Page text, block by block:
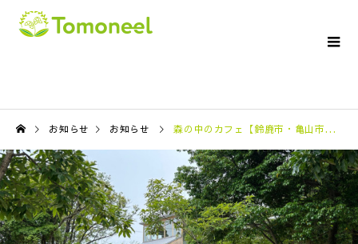
お知らせ お知らせ 森の中のカフェ【鈴鹿市・亀山市の訪問介護ならTomoneelへ】